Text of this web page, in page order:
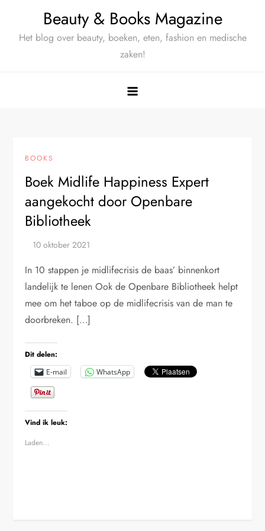
Beauty & Books Magazine
Het blog over beauty, boeken, eten, fashion en medische
zaken!
BOOKS
Boek Midlife Happiness Expert
aangekocht door Openbare
Bibliotheek
In 10 stappen je midlifecrisis de baas’ binnenkort
landelijk te lenen Ook de Openbare Bibliotheek helpt
mee om het taboe op de midlifecrisis van de man te
doorbreken. […]
Dit delen:
E-mail WhatsApp
Vind ik leuk:
Laden...